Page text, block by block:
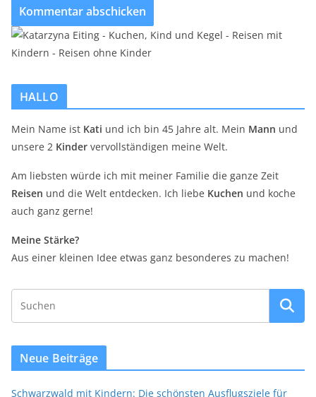
HALLO
Mein Name ist Kati und ich bin 45 Jahre alt. Mein Mann und
unsere 2 Kinder vervollständigen meine Welt.
Am liebsten würde ich mit meiner Familie die ganze Zeit
Reisen und die Welt entdecken. Ich liebe Kuchen und koche
auch ganz gerne!
Meine Stärke?
Aus einer kleinen Idee etwas ganz besonderes zu machen!
Neue Beiträge
Schwarzwald mit Kindern: Die schönsten Ausflugsziele für